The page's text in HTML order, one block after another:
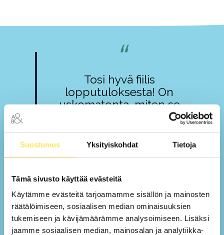
Suostumus Yksityiskohdat Tietoja
Tämä sivusto käyttää evästeitä
Käytämme evästeitä tarjoamamme sisällön ja mainosten
räätälöimiseen, sosiaalisen median ominaisuuksien
tukemiseen ja kävijämäärämme analysoimiseen. Lisäksi
jaamme sosiaalisen median, mainosalan ja analytiikka-
“
Tosi hyvä fiilis
lopputuloksesta! On
uskomatonta, miten se
kaikki, mitä prosessissa
kaivettiin esiin, kuvaa niin
hyvin meitä ja kaikki
voivat seistä sen takana.
nyt vain äkkiä päästä
kertomaan kaikille, että
mitä Stemma on!
Lopputulema on ollut
todella hyvä ja siitä on